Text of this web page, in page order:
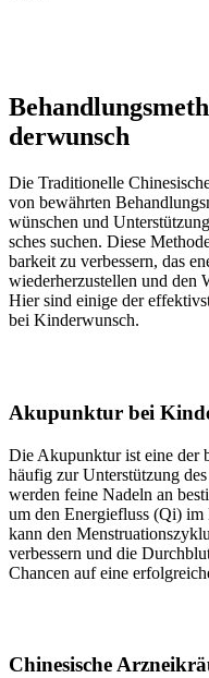
der­wunsch
Die Tra­di­tio­nel­le
von bewähr­ten
wün­schen und
sches suchen. Die­se
bar­keit zu ver­bes­sern, das
wie­der­her­zu­stel­len und den
Hier sind eini­ge der
bei Kin­der­wunsch.
Aku­punk­tur bei
Die Aku­punk­tur ist eine der
häu­fig zur Unter­stüt­zung
wer­den fei­ne Nadeln an
um den Ener­gie­fluss (Qi)
kann den
ver­bes­sern und die
Chan­cen auf eine
Chi­ne­si­sche